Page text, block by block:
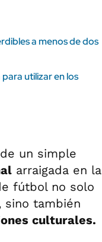
a menos de dos
utilizar en los
un simple
arraigada en la
fútbol no solo
sino también
culturales.